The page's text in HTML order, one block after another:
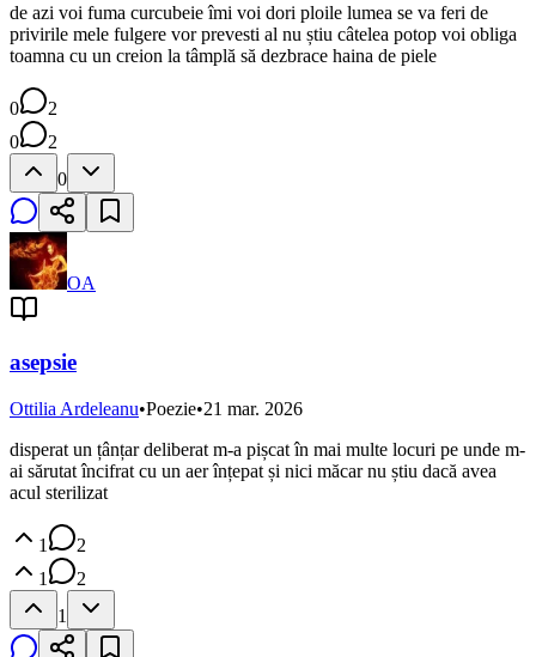
de azi voi fuma curcubeie îmi voi dori ploile lumea se va feri de
privirile mele fulgere vor prevesti al nu știu câtelea potop voi obliga
toamna cu un creion la tâmplă să dezbrace haina de piele
0
2
0
2
0
OA
asepsie
Ottilia Ardeleanu•Poezie•21 mar. 2026
disperat un țânțar deliberat m-a pișcat în mai multe locuri pe unde m-
ai sărutat încifrat cu un aer înțepat și nici măcar nu știu dacă avea
acul sterilizat
1
2
1
2
1